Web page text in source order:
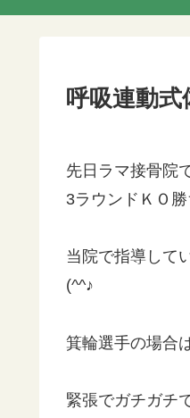
呼吸連動
先日ラマ接骨院
3ラウンドＫＯ
当院で指導して
(^^♪
箕輪選手の場合
緊張でガチガチ